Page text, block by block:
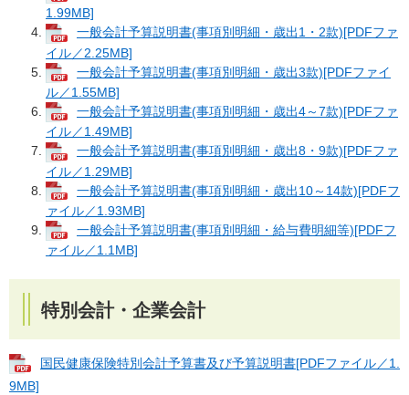
1.99MB]
一般会計予算説明書(事項別明細・歳出1・2款)[PDFファ
イル／2.25MB]
一般会計予算説明書(事項別明細・歳出3款)[PDFファイ
ル／1.55MB]
一般会計予算説明書(事項別明細・歳出4～7款)[PDFファ
イル／1.49MB]
一般会計予算説明書(事項別明細・歳出8・9款)[PDFファ
イル／1.29MB]
一般会計予算説明書(事項別明細・歳出10～14款)[PDFフ
ァイル／1.93MB]
一般会計予算説明書(事項別明細・給与費明細等)[PDFフ
ァイル／1.1MB]
特別会計・企業会計
国民健康保険特別会計予算書及び予算説明書[PDFファイル／1.
9MB]